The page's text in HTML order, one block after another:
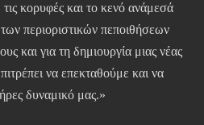
τις κορυφές και το κενό ανάμεσά
περιοριστικών πεποιθήσεων
και για τη δημιουργία μιας νέας
να επεκταθούμε και να
δυναμικό μας.»